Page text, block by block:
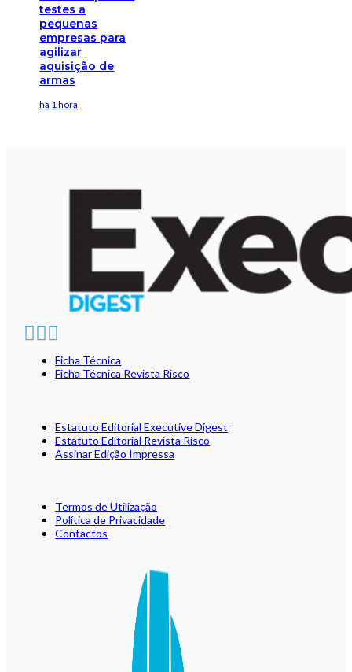
testes a
pequenas
empresas para
agilizar
aquisição de
armas
há 1 hora
Ficha Técnica
Ficha Técnica Revista Risco
Estatuto Editorial Executive Digest
Estatuto Editorial Revista Risco
Assinar Edição Impressa
Termos de Utilização
Política de Privacidade
Contactos